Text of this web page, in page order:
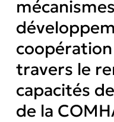
travers le
capacités
de la